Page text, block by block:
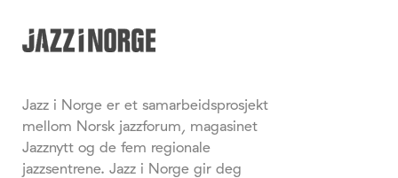
Jazz i Norge er et samarbeidsprosjekt
mellom Norsk jazzforum, magasinet
Jazznytt og de fem regionale
jazzsentrene. Jazz i Norge gir deg